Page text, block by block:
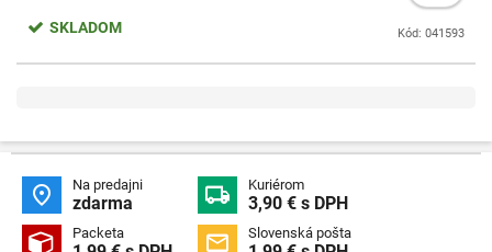
Kód: 041593
SKLADOM
 Na predajni
zdarma  Kuriérom
3,90 € s DPH
 Packeta  Slovenská pošta